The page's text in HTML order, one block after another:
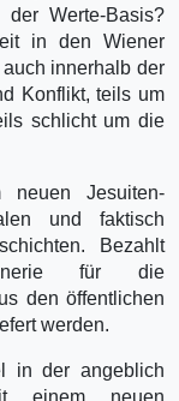
der Werte-Basis?
in den Wiener
innerhalb der
Konflikt, teils um
schlicht um die
neuen Jesuiten-
und faktisch
Bezahlt
für die
den öffentlichen
werden.
in der angeblich
einem neuen